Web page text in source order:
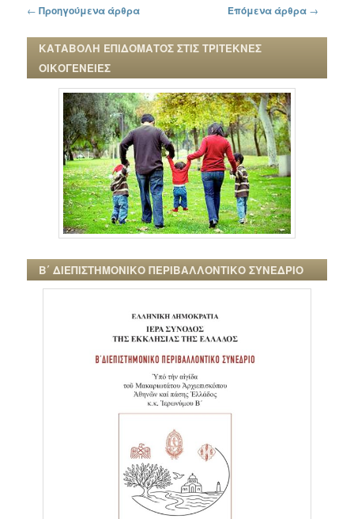
Πλοήγηση στα άρθρα
← Προηγούμενα άρθρα Επόμενα άρθρα →
ΚΑΤΑΒΟΛΗ ΕΠΙΔΟΜΑΤΟΣ ΣΤΙΣ ΤΡΙΤΕΚΝΕΣ
ΟΙΚΟΓΕΝΕΙΕΣ
Β΄ ΔΙΕΠΙΣΤΗΜΟΝΙΚΟ ΠΕΡΙΒΑΛΛΟΝΤΙΚΟ ΣΥΝΕΔΡΙΟ